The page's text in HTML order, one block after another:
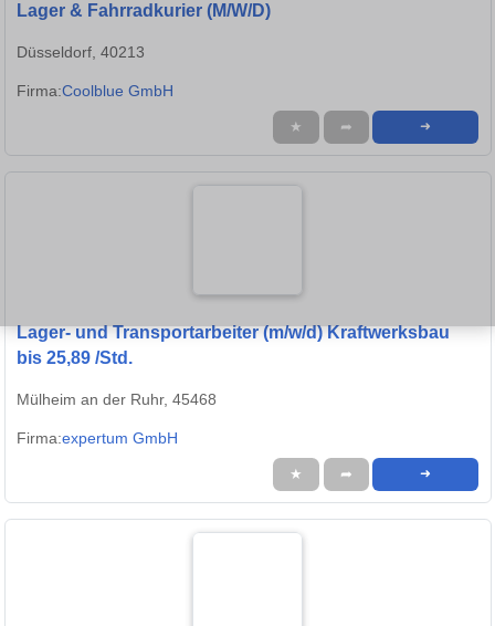
Lager & Fahrradkurier (M/W/D)
Düsseldorf, 40213
Firma:Coolblue GmbH
★ ➦ ➜
Lager- und Transportarbeiter (m/w/d) Kraftwerksbau
bis 25,89 /Std.
Mülheim an der Ruhr, 45468
Firma:expertum GmbH
★ ➦ ➜